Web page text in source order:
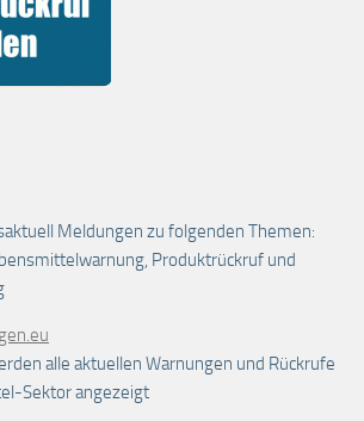
Meldungen zu folgenden Themen:
Produktrückruf und
alle aktuellen Warnungen und Rückrufe
Sektor angezeigt